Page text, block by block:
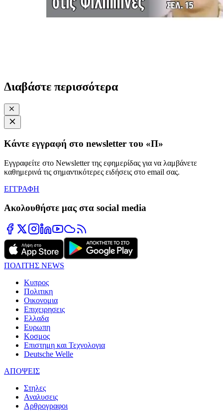
Διαβάστε περισσότερα
Κάντε εγγραφή στο newsletter του «Π»
Εγγραφείτε στο Newsletter της εφημερίδας για να λαμβάνετε
καθημερινά τις σημαντικότερες ειδήσεις στο email σας.
ΕΓΓΡΑΦΗ
Ακολουθήστε μας στα social media
ΠΟΛΙΤΗΣ NEWS
Κυπρος
Πολιτικη
Οικονομια
Επιχειρησεις
Ελλαδα
Ευρωπη
Κοσμος
Επιστημη και Τεχνολογια
Deutsche Welle
ΑΠΟΨΕΙΣ
Στηλες
Αναλυσεις
Αρθρογραφοι